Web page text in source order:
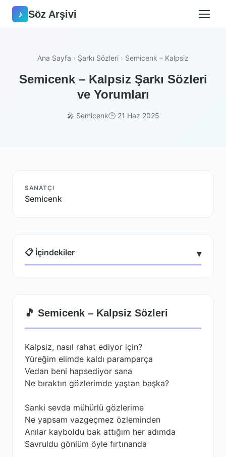
♪ Söz Arşivi
Ana Sayfa › Şarkı Sözleri › Semicenk – Kalpsiz
Semicenk – Kalpsiz Şarkı Sözleri
ve Yorumları
🎤 Semicenk🕒 21 Haz 2025
SANATÇI
Semicenk
📋 İçindekiler ▾
🎵 Semicenk – Kalpsiz Sözleri
Kalpsiz, nasıl rahat ediyor için?
Yüreğim elimde kaldı paramparça
Vedan beni hapsediyor sana
Ne bıraktın gözlerimde yaştan başka?
Sanki sevda mühürlü gözlerime
Ne yapsam vazgeçmez özleminden
Anılar kayboldu bak attığım her adımda
Savruldu gönlüm öyle fırtınanda